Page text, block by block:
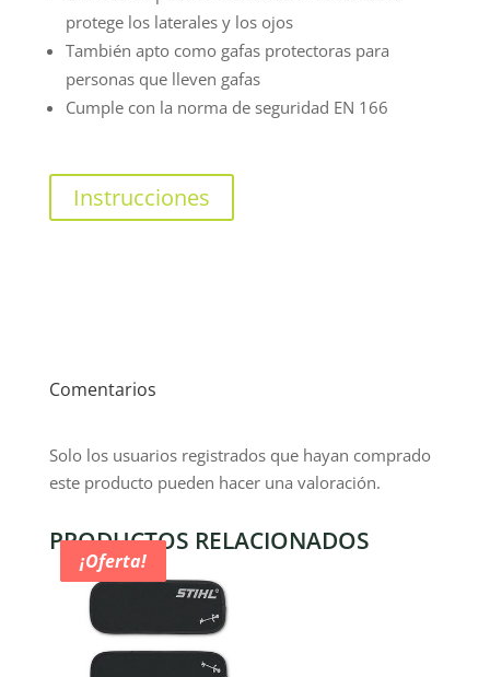
protege los laterales y los ojos
También apto como gafas protectoras para
personas que lleven gafas
Cumple con la norma de seguridad EN 166
Instrucciones
Comentarios
Solo los usuarios registrados que hayan comprado
este producto pueden hacer una valoración.
PRODUCTOS RELACIONADOS
¡Oferta!
¡Oferta!
¡Oferta!
¡Oferta!